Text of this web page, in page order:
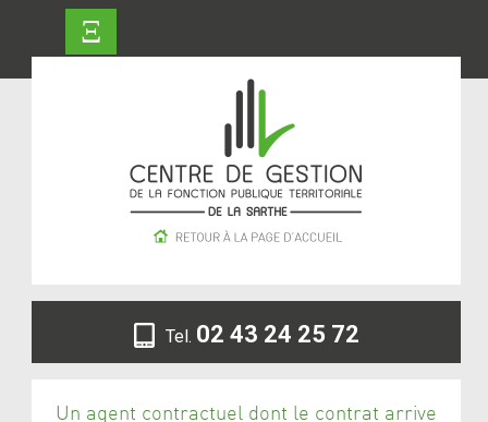
Ξ
Tel. 02 43 24 25 72
Un agent contractuel dont le contrat arrive